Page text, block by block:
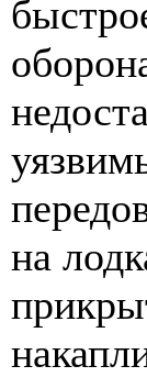
на